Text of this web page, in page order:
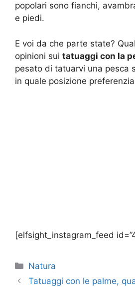
popolari sono fianchi,
e piedi.
E voi da che parte state?
opinioni sui tatuaggi con la
pesato di tatuarvi una pesca
in quale posizione
[elfsight_instagram_feed
Categorie
Natura
Tatuaggi con le palme,